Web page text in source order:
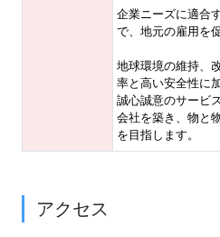
企業ニーズに適合
で、地元の雇用を
地球環境の維持、
率と高い安全性に
誠心誠意のサービ
会社を築き、物と
を目指します。
アクセス